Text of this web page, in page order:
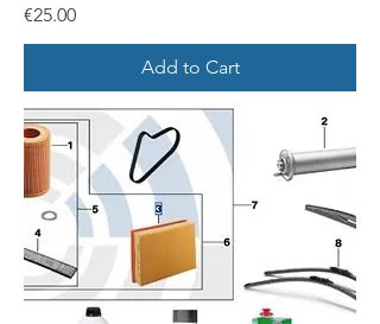
Price
€25.00
Add to Cart